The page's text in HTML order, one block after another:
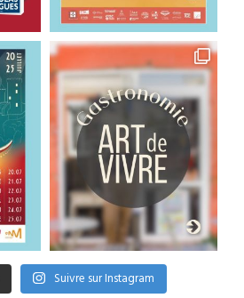
Suivre sur Instagram